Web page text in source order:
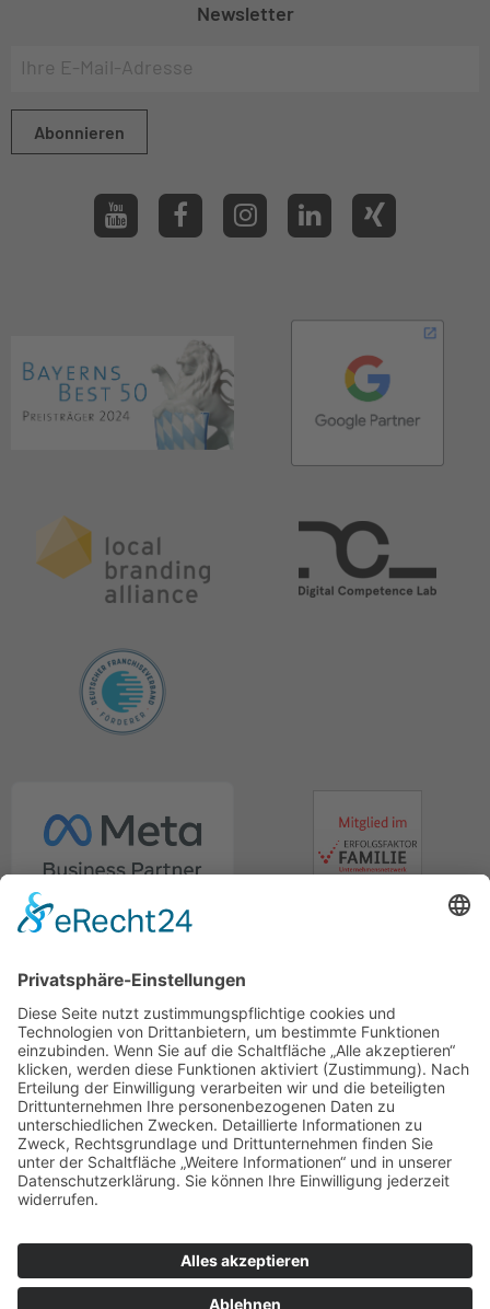
Newsletter
Abonnieren
© marcapo GmbH
Rechnungsversand
Impressum
Datenschutz
Lexikon
Berater-Meeting Hinweisgebersystem